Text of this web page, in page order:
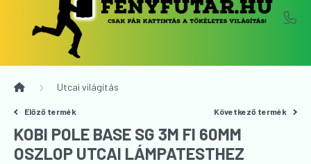
Utcai világítás
Előző termék Következő termék
KOBI POLE BASE SG 3M FI 60MM
OSZLOP UTCAI LÁMPATESTHEZ